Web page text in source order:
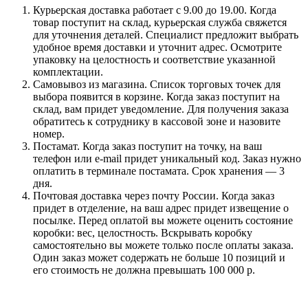
Курьерская доставка работает с 9.00 до 19.00. Когда
товар поступит на склад, курьерская служба свяжется
для уточнения деталей. Специалист предложит выбрать
удобное время доставки и уточнит адрес. Осмотрите
упаковку на целостность и соответствие указанной
комплектации.
Самовывоз из магазина. Список торговых точек для
выбора появится в корзине. Когда заказ поступит на
склад, вам придет уведомление. Для получения заказа
обратитесь к сотруднику в кассовой зоне и назовите
номер.
Постамат. Когда заказ поступит на точку, на ваш
телефон или e-mail придет уникальный код. Заказ нужно
оплатить в терминале постамата. Срок хранения — 3
дня.
Почтовая доставка через почту России. Когда заказ
придет в отделение, на ваш адрес придет извещение о
посылке. Перед оплатой вы можете оценить состояние
коробки: вес, целостность. Вскрывать коробку
самостоятельно вы можете только после оплаты заказа.
Один заказ может содержать не больше 10 позиций и
его стоимость не должна превышать 100 000 р.